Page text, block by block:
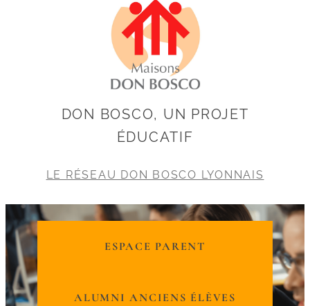
DON BOSCO, UN PROJET
ÉDUCATIF
LE RÉSEAU DON BOSCO LYONNAIS
ESPACE PARENT
ALUMNI ANCIENS ÉLÈVES